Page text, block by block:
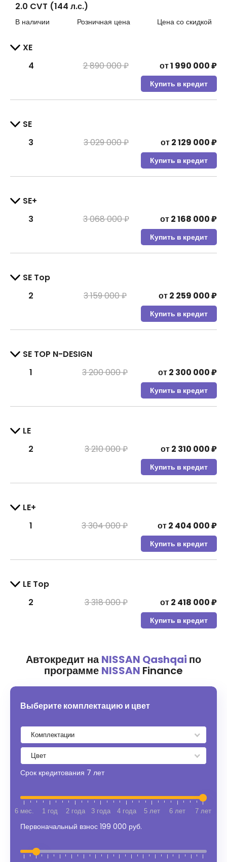
2.0 CVT (144 л.с.)
В наличии Розничная цена Цена со скидкой
XE
4
2 890 000 ₽ от1 990 000₽
Купить в кредит
SE
3
3 029 000 ₽ от2 129 000₽
Купить в кредит
SE+
3
3 068 000 ₽ от2 168 000₽
Купить в кредит
SE Top
2
3 159 000 ₽ от2 259 000₽
Купить в кредит
SE TOP N-DESIGN
1
3 200 000 ₽ от2 300 000₽
Купить в кредит
LE
2
3 210 000 ₽ от2 310 000₽
Купить в кредит
LE+
1
3 304 000 ₽ от2 404 000₽
Купить в кредит
LE Top
2
3 318 000 ₽ от2 418 000₽
Купить в кредит
Автокредит наNISSAN Qashqai по
программе NISSAN Finance
Выберите комплектацию и цвет
Срок кредитования 7 лет
6 мес. 1 год 2 года 3 года 4 года 5 лет 6 лет 7 лет
Первоначальный взнос 199 000 руб.